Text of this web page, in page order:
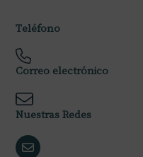
Teléfono
Correo electrónico
Nuestras Redes